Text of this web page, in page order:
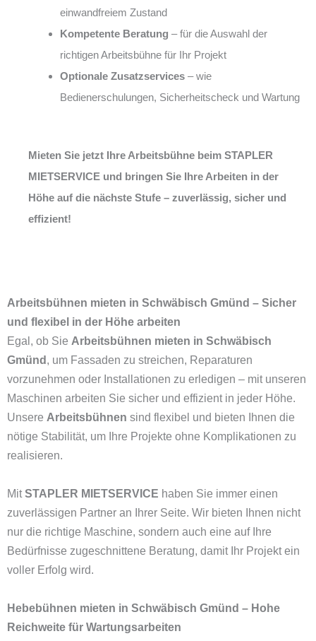
einwandfreiem Zustand
Kompetente Beratung – für die Auswahl der
richtigen Arbeitsbühne für Ihr Projekt
Optionale Zusatzservices – wie
Bedienerschulungen, Sicherheitscheck und Wartung
Mieten Sie jetzt Ihre Arbeitsbühne beim STAPLER
MIETSERVICE und bringen Sie Ihre Arbeiten in der
Höhe auf die nächste Stufe – zuverlässig, sicher und
effizient!
Arbeitsbühnen mieten in Schwäbisch Gmünd – Sicher
und flexibel in der Höhe arbeiten
Egal, ob Sie Arbeitsbühnen mieten in Schwäbisch
Gmünd , um Fassaden zu streichen, Reparaturen
vorzunehmen oder Installationen zu erledigen – mit unseren
Maschinen arbeiten Sie sicher und effizient in jeder Höhe.
Unsere Arbeitsbühnen sind flexibel und bieten Ihnen die
nötige Stabilität, um Ihre Projekte ohne Komplikationen zu
realisieren.
MitSTAPLER MIETSERVICE haben Sie immer einen
zuverlässigen Partner an Ihrer Seite. Wir bieten Ihnen nicht
nur die richtige Maschine, sondern auch eine auf Ihre
Bedürfnisse zugeschnittene Beratung, damit Ihr Projekt ein
voller Erfolg wird.
Hebebühnen mieten in Schwäbisch Gmünd – Hohe
Reichweite für Wartungsarbeiten